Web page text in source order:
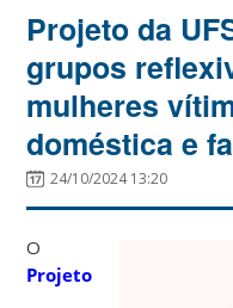
Projeto da
grupos
mulheres
doméstica e
24/10/2024 13:20
O
Projeto